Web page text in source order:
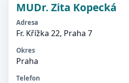
MUDr. Zita Kopecká
Adresa
Fr. Křížka 22, Praha 7
Okres
Praha
Telefon